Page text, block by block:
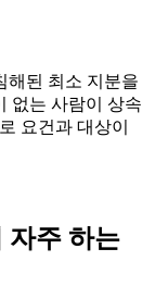
해된 최소 지분을
없는 사람이 상속
요건과 대상이
자주 하는